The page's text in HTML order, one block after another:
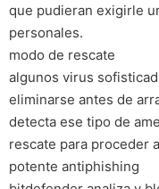
que pudieran exigirle
personales.
modo de rescate
algunos virus
eliminarse antes de
detecta ese tipo de
rescate para proceder
potente antiphishing